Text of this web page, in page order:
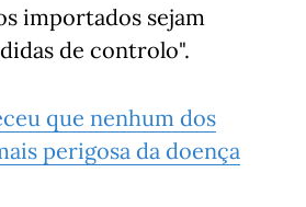
importados sejam
de controlo".
que nenhum dos
perigosa da doença